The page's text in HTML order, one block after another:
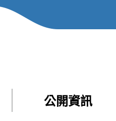
公開資訊